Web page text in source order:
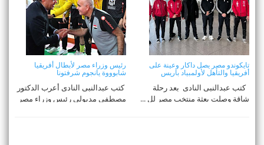
تايكوندو مصر يصل داكار وعينة على
أفريقيا والتأهل لأولمبياد باريس
كتب عبدالنبى النادى بعد رحلة
شاقة وصلت بعثة منتخب مصر لل ...
رئيس وزراء مصر لأبطال أفريقيا
شابوووة يانجوم شرفتونا
كتب عبدالنبى النادى أعرب الدكتور
مصطفى مدبولى رئيس وزراء مصر